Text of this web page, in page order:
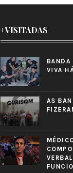
+VISITADAS
BANDA
VIVA
AS